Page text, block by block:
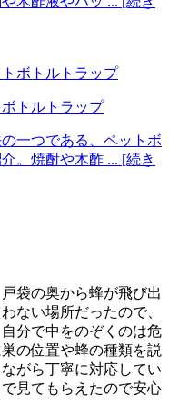
トルトラップ
一つである、ペットボ
。焼酎や木酢 ... [続き
袋の奥から蜂が飛び出
ない場所だったので、
分で中をのぞくのは危
の位置や蜂の種類を説
がら丁寧に対応してい
見てもらえたので安心